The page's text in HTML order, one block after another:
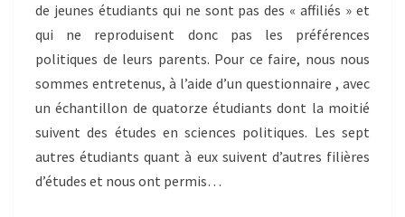
de jeunes étudiants qui ne sont pas des « affiliés » et
qui ne reproduisent donc pas les préférences
politiques de leurs parents. Pour ce faire, nous nous
sommes entretenus, à l’aide d’un questionnaire , avec
un échantillon de quatorze étudiants dont la moitié
suivent des études en sciences politiques. Les sept
autres étudiants quant à eux suivent d’autres filières
d’études et nous ont permis…